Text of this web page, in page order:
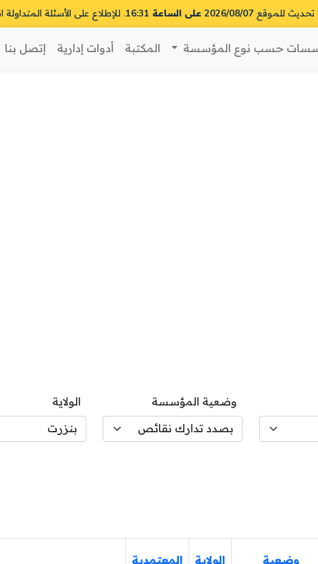
تحديث للموقع 2026/08/07 على الساعة 16:31 . للإطلاع على الأسئلة المتداولة
حسب نوع المؤسسة المكتبة أدوات إدارية إتصل بنا
وضعية المؤسسة
الولاية
وضعية
الولاية المعتمدية